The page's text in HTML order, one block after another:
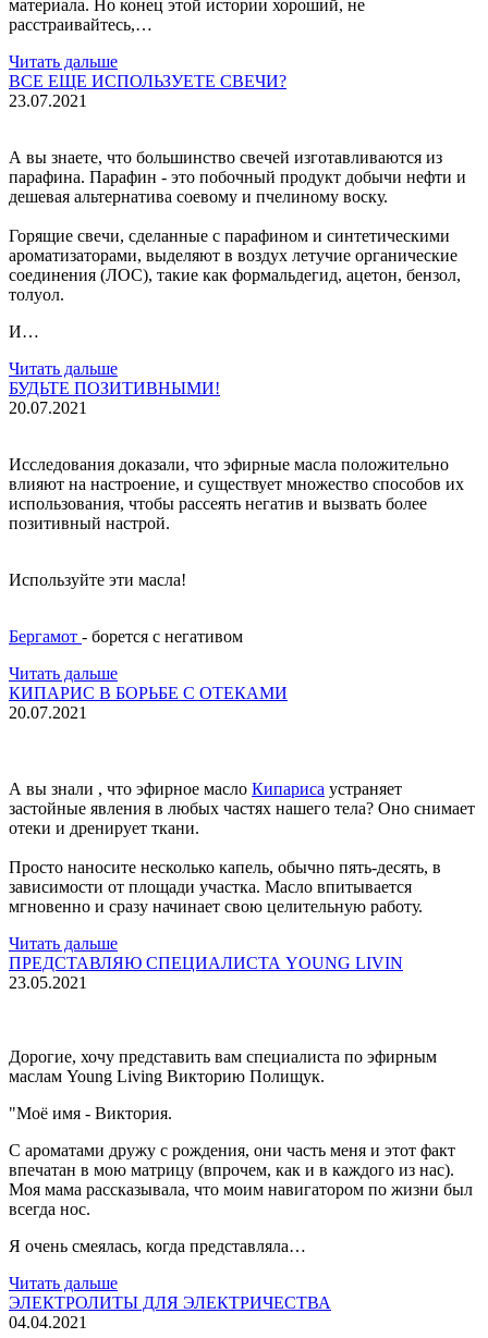
материала. Но конец этой истории хороший, не
расстраивайтесь,…
Читать дальше
ВСЕ ЕЩЕ ИСПОЛЬЗУЕТЕ СВЕЧИ?
23.07.2021
А вы знаете, что большинство свечей изготавливаются из
парафина. Парафин - это побочный продукт добычи нефти и
дешевая альтернатива соевому и пчелиному воску.
Горящие свечи, сделанные с парафином и синтетическими
ароматизаторами, выделяют в воздух летучие органические
соединения (ЛОС), такие как формальдегид, ацетон, бензол,
толуол.
И…
Читать дальше
БУДЬТЕ ПОЗИТИВНЫМИ!
20.07.2021
Исследования доказали, что эфирные масла положительно
влияют на настроение, и существует множество способов их
использования, чтобы рассеять негатив и вызвать более
позитивный настрой.
Используйте эти масла!
Бергамот - борется с негативом
Читать дальше
КИПАРИС В БОРЬБЕ С ОТЕКАМИ
20.07.2021
А вы знали , что эфирное масло Кипариса устраняет
застойные явления в любых частях нашего тела? Оно снимает
отеки и дренирует ткани.
Просто наносите несколько капель, обычно пять-десять, в
зависимости от площади участка. Масло впитывается
мгновенно и сразу начинает свою целительную работу.
Читать дальше
ПРЕДСТАВЛЯЮ СПЕЦИАЛИСТА YOUNG LIVIN
23.05.2021
Дорогие, хочу представить вам специалиста по эфирным
маслам Young Living Викторию Полищук.
"Моё имя - Виктория.
С ароматами дружу с рождения, они часть меня и этот факт
впечатан в мою матрицу (впрочем, как и в каждого из нас).
Моя мама рассказывала, что моим навигатором по жизни был
всегда нос.
Я очень смеялась, когда представляла…
Читать дальше
ЭЛЕКТРОЛИТЫ ДЛЯ ЭЛЕКТРИЧЕСТВА
04.04.2021